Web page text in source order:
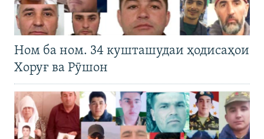
Ном ба ном. 34 кушташудаи ҳодисаҳои
Хоруғ ва Рӯшон